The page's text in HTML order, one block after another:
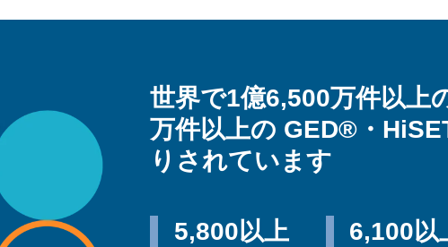
世界で1億6,500万件以上
万件以上の GED®・
りされています
5,800以上 6,100以